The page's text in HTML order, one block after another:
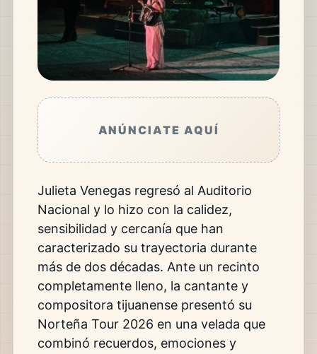
ANÚNCIATE AQUÍ
Julieta Venegas regresó al Auditorio
Nacional y lo hizo con la calidez,
sensibilidad y cercanía que han
caracterizado su trayectoria durante
más de dos décadas. Ante un recinto
completamente lleno, la cantante y
compositora tijuanense presentó su
Norteña Tour 2026 en una velada que
combinó recuerdos, emociones y